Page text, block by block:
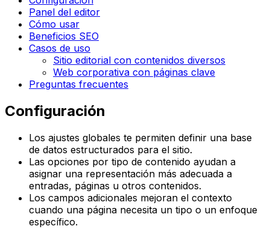
Panel del editor
Cómo usar
Beneficios SEO
Casos de uso
Sitio editorial con contenidos diversos
Web corporativa con páginas clave
Preguntas frecuentes
Configuración
Los ajustes globales te permiten definir una base
de datos estructurados para el sitio.
Las opciones por tipo de contenido ayudan a
asignar una representación más adecuada a
entradas, páginas u otros contenidos.
Los campos adicionales mejoran el contexto
cuando una página necesita un tipo o un enfoque
específico.